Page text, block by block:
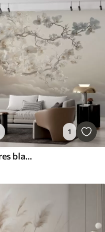
1
Un árbol encantador con flores blancas contra el fondo de nubes en un estilo interesante en delicados colores cálidos